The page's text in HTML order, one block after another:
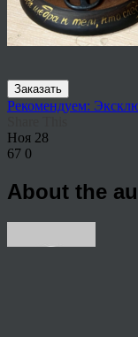
Заказать
Рекомендуем:
Ноя 28
67 0
About the